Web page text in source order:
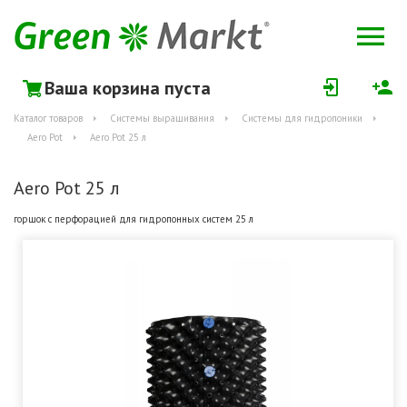
Ваша корзина пуста
Каталог товаров Системы выращивания
Системы для гидропоники
Aero Pot
Aero Pot 25 л
Aero Pot 25 л
горшок с перфорацией для гидропонных систем 25 л